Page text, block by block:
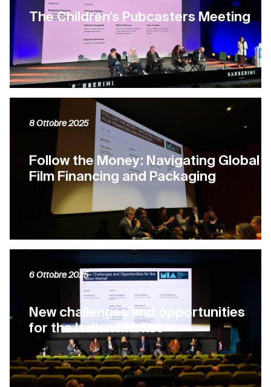
The Children’s Pubcasters Meeting
Follow the Money: Navigating Global
Film Financing and Packaging
8 Ottobre 2025
New challenges and opportunities
for the Italian Market
6 Ottobre 2025